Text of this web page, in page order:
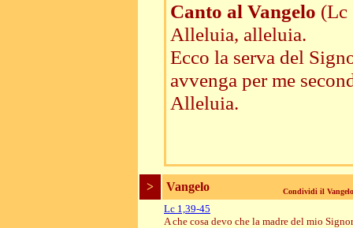
Canto al Vangelo (Lc
Alleluia, alleluia.
Ecco la serva del
avvenga per me
Alleluia.
> Vangelo Condividi il
Lc 1,39-45
A che cosa devo che la madre del mio